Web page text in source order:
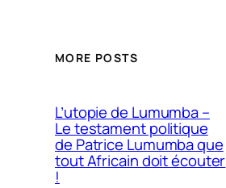
MORE POSTS
L’utopie de Lumumba –
Le testament politique
de Patrice Lumumba que
tout Africain doit écouter
!